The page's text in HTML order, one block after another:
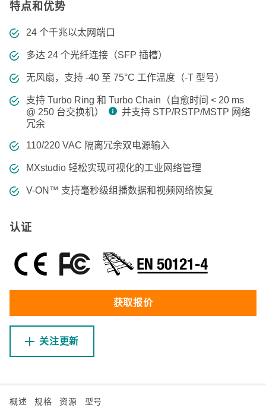
特点和优势
24 个千兆以太网端口
多达 24 个光纤连接（SFP 插槽）
无风扇，支持 -40 至 75°C 工作温度（-T 型号）
支持 Turbo Ring 和 Turbo Chain（自愈时间 < 20 ms
@ 250 台交换机）
并支持 STP/RSTP/MSTP 网络
冗余
110/220 VAC 隔离冗余双电源输入
MXstudio 轻松实现可视化的工业网络管理
V-ON™ 支持毫秒级组播数据和视频网络恢复
认证
获取报价
关注更新
概述 规格 资源 型号